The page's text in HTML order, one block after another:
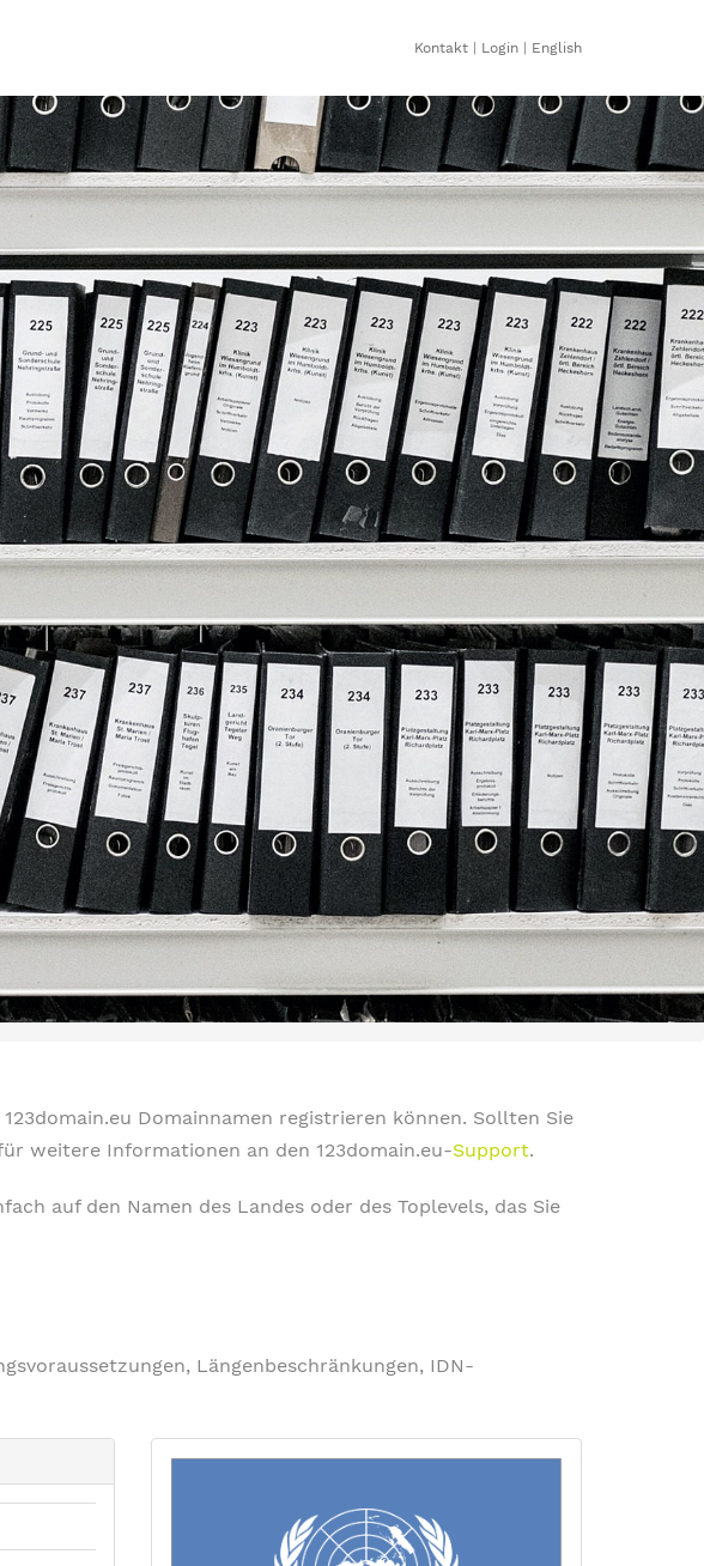
Kontakt Login English
Domainnamen registrieren können. Sollten Sie
weitere Informationen an den 123domain.eu-Support.
auf den Namen des Landes oder des Toplevels, das Sie
Längenbeschränkungen, IDN-